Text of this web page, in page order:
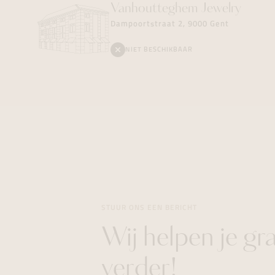
Vanhoutteghem Jewelry
Dampoortstraat 2, 9000 Gent
NIET BESCHIKBAAR
Wij helpen je